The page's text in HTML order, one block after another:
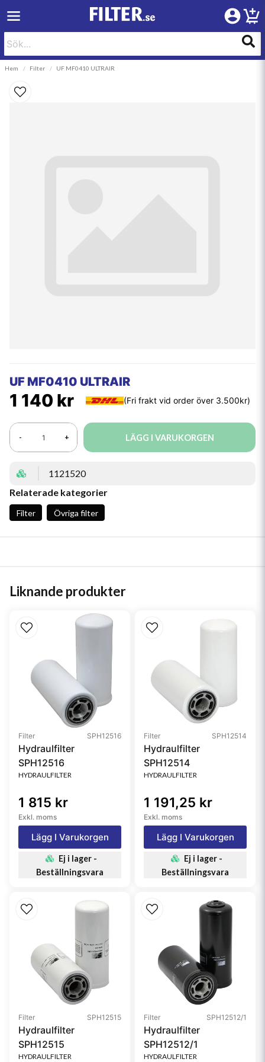
Hem Filter UF MF0410 ULTRAIR
UF MF0410 ULTRAIR
1 140 kr
- + LÄGG I VARUKORGEN
1121520
Relaterade kategorier
Filter Övriga filter
Liknande produkter
Filter SPH12516
Hydraulfilter
SPH12516
HYDRAULFILTER
1 815 kr
Exkl. moms
Lägg I Varukorgen
Ej i lager -
Beställningsvara
Filter SPH12514
Hydraulfilter
SPH12514
HYDRAULFILTER
1 191,25 kr
Exkl. moms
Lägg I Varukorgen
Ej i lager -
Beställningsvara
Filter SPH12515
Hydraulfilter
SPH12515
HYDRAULFILTER
Filter SPH12512/1
Hydraulfilter
SPH12512/1
HYDRAULFILTER